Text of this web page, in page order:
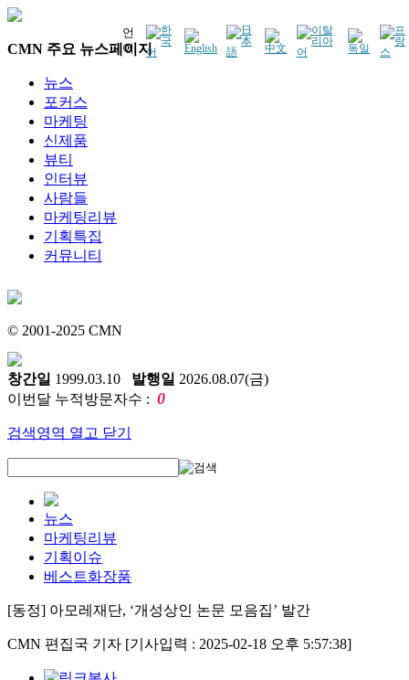
언
어
CMN 주요 뉴스페이지
뉴스
포커스
마케팅
신제품
뷰티
인터뷰
사람들
마케팅리뷰
기획특집
커뮤니티
© 2001-2025 CMN
창간일 1999.03.10 발행일 2026.08.07(금)
이번달 누적방문자수 : 0
검색영역 열고 닫기
뉴스
마케팅리뷰
기획이슈
베스트화장품
[동정] 아모레재단, ‘개성상인 논문 모음집’ 발간
CMN 편집국 기자 [기사입력 : 2025-02-18 오후 5:57:38]